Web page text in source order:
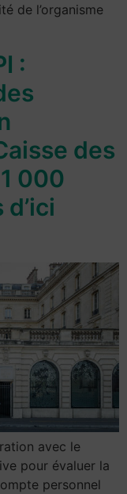
de l’organisme
:
des
000
avec le
pour évaluer la
personnel